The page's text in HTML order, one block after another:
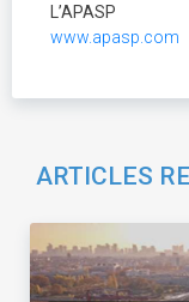
L’APASP
www.apasp.com
ARTICLES